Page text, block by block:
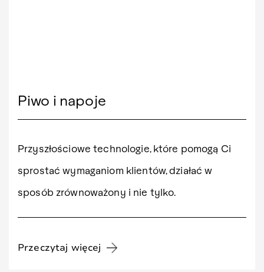
Piwo i napoje
Przyszłościowe technologie, które pomogą Ci
sprostać wymaganiom klientów, działać w
sposób zrównoważony i nie tylko.
Przeczytaj więcej